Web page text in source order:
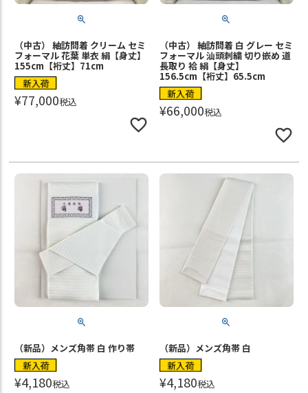
（中古） 紬訪問着 クリーム セミ
フォーマル 花葉 単衣 絹【身丈】
155cm【裄丈】71cm
新入荷
¥77,000税込
（中古） 紬訪問着 白 グレー セミ
フォーマル 汕頭刺繍 切り嵌め 道
長取り 袷 絹【身丈】
156.5cm【裄丈】65.5cm
新入荷
¥66,000税込
（新品）メンズ角帯 白 作り帯
新入荷
¥4,180税込
（新品）メンズ角帯 白
新入荷
¥4,180税込